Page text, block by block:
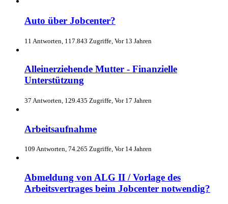
Auto über Jobcenter?
11 Antworten, 117.843 Zugriffe, Vor 13 Jahren
Alleinerziehende Mutter - Finanzielle
Unterstützung
37 Antworten, 129.435 Zugriffe, Vor 17 Jahren
Arbeitsaufnahme
109 Antworten, 74.265 Zugriffe, Vor 14 Jahren
Abmeldung von ALG II / Vorlage des
Arbeitsvertrages beim Jobcenter notwendig?